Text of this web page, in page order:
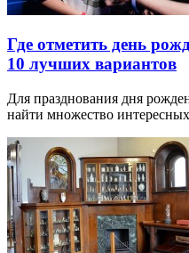
Где отметить день
10 лучших вариантов
Для празднования дня
найти множество